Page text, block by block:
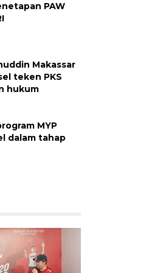
PAW
Makassar
teken PKS
hukum
MYP
dalam tahap